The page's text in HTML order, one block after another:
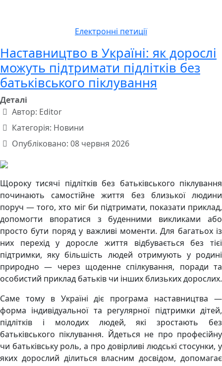
Електронні петиції
Наставництво в Україні: як дорослі
можуть підтримати підлітків без
батьківського піклування
Деталі
Автор: Editor
Категорія: Новини
Опубліковано: 08 червня 2026
Щороку тисячі підлітків без батьківського піклування
починають самостійне життя без близької людини
поруч — того, хто міг би підтримати, показати приклад,
допомогти впоратися з буденними викликами або
просто бути поряд у важливі моменти. Для багатьох із
них перехід у доросле життя відбувається без тієї
підтримки, яку більшість людей отримують у родині
природно — через щоденне спілкування, поради та
особистий приклад батьків чи інших близьких дорослих.
Саме тому в Україні діє програма наставництва —
форма індивідуальної та регулярної підтримки дітей,
підлітків і молодих людей, які зростають без
батьківського піклування. Йдеться не про професійну
чи батьківську роль, а про довірливі людські стосунки, у
яких дорослий ділиться власним досвідом, допомагає